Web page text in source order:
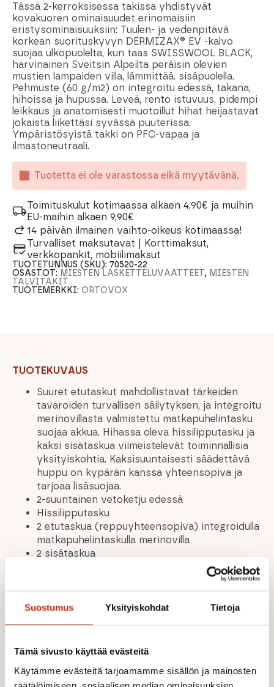
Suostumus Yksityiskohdat Tietoja
Tämä sivusto käyttää evästeitä
Käytämme evästeitä tarjoamamme sisällön ja mainosten
räätälöimiseen, sosiaalisen median ominaisuuksien
Tässä 2-kerroksisessa takissa yhdistyvät
kovakuoren ominaisuudet erinomaisiin
eristysominaisuuksiin: Tuulen- ja vedenpitävä
korkean suorituskyvyn DERMIZAX® EV -kalvo
suojaa ulkopuolelta, kun taas SWISSWOOL BLACK,
harvinainen Sveitsin Alpeilta peräisin olevien
mustien lampaiden villa, lämmittää. sisäpuolella.
Pehmuste (60 g/m2) on integroitu edessä, takana,
hihoissa ja hupussa. Leveä, rento istuvuus, pidempi
leikkaus ja anatomisesti muotoillut hihat heijastavat
jokaista liikettäsi syvässä puuterissa.
Ympäristösyistä takki on PFC-vapaa ja
ilmastoneutraali.
Tuotetta ei ole varastossa eikä myytävänä.
Toimituskulut kotimaassa alkaen 4,90€ ja muihin
EU-maihin alkaen 9,90€
14 päivän ilmainen vaihto-oikeus kotimaassa!
Turvalliset maksutavat | Korttimaksut,
verkkopankit, mobiilimaksut
TUOTETUNNUS (SKU):70520-22
OSASTOT: MIESTEN LASKETTELUVAATTEET, MIESTEN
TALVITAKIT
TUOTEMERKKI:ORTOVOX
TUOTEKUVAUS
Suuret etutaskut mahdollistavat tärkeiden
tavaroiden turvallisen säilytyksen, ja integroitu
merinovillasta valmistettu matkapuhelintasku
suojaa akkua. Hihassa oleva hissilipputasku ja
kaksi sisätaskua viimeistelevät toiminnallisia
yksityiskohtia. Kaksisuuntaisesti säädettävä
huppu on kypärän kanssa yhteensopiva ja
tarjoaa lisäsuojaa.
2-suuntainen vetoketju edessä
Hissilipputasku
2 etutaskua (reppuyhteensopiva) integroidulla
matkapuhelintaskulla merinovilla
2 sisätaskua
Löysä istuvuus
MAIN MATERIAL: OUTER MATERIAL: 100%
(Toray Dermizax® EV) PADDING: 80% virgin